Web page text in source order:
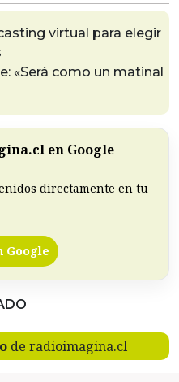
virtual para elegir
«Será como un matinal
en Google
directamente en tu
Google
de radioimagina.cl